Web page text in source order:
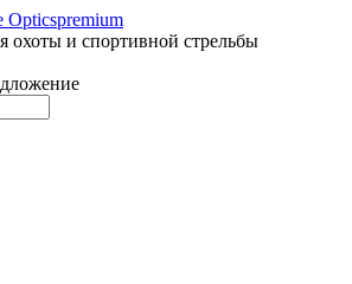
охоты и спортивной стрельбы